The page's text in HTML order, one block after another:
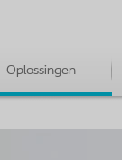
Oplossingen